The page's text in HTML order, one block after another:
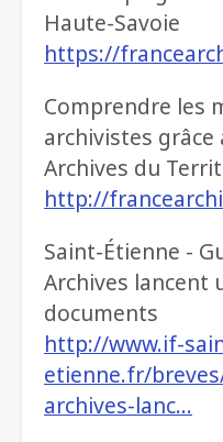
Haute-Savoie
https://
Comprendre les
archivistes grâce
Archives du
http://
Saint-Étienne -
Archives lancent
documents
http://www.if-
etienne.fr/
archives-lanc…